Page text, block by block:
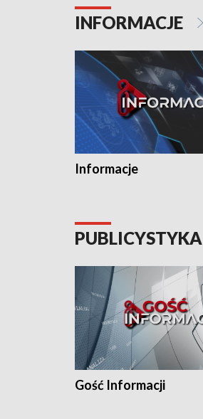
INFORMACJE
Informacje
PUBLICYSTYKA
Gość Informacji